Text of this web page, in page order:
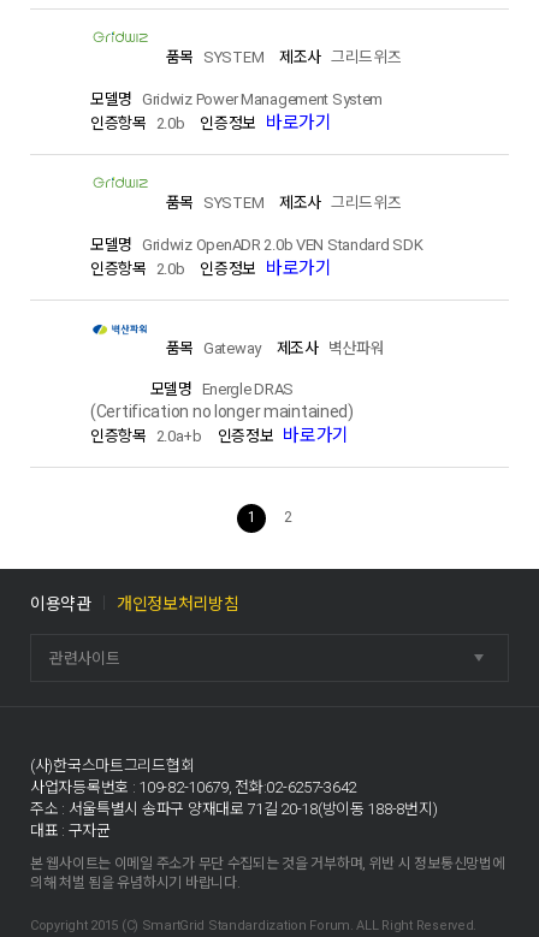
SYSTEM 그리드위즈
Gridwiz Power Management System
2.0b
바로가기
SYSTEM 그리드위즈
Gridwiz OpenADR 2.0b VEN Standard SDK
2.0b
바로가기
Gateway 벽산파워
Energle DRAS
(Certification no longer maintained)
2.0a+b 바로가기
1 2
이용약관 개인정보처리방침
관련사이트
(사)한국스마트그리드협회
사업자등록번호 : 109-82-10679, 전화:02-6257-3642
주소 : 서울특별시 송파구 양재대로 71길 20-18(방이동 188-8번지)
대표 : 구자균
본 웹사이트는 이메일 주소가 무단 수집되는 것을 거부하며, 위반 시 정보통신망법에
의해 처벌 됨을 유념하시기 바랍니다.
Copyright 2015 (C) SmartGrid Standardization Forum. ALL Right Reserved.